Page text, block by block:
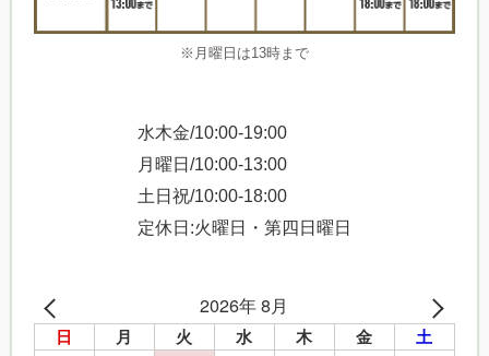
※月曜日は13時まで
水木金/10:00-19:00
月曜日/10:00-13:00
土日祝/10:00-18:00
定休日:火曜日・第四日曜日
2026年 8月
日 月 火 水 木 金 土